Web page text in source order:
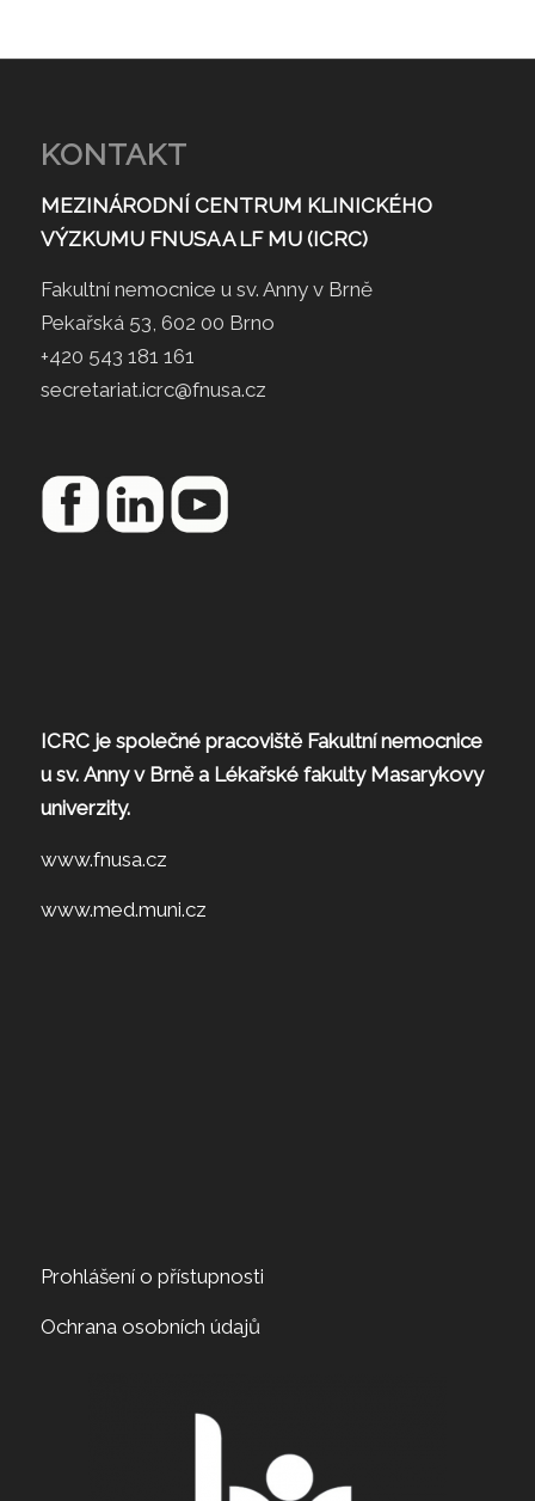
KONTAKT
MEZINÁRODNÍ CENTRUM KLINICKÉHO
VÝZKUMU FNUSA A LF MU (ICRC)
Fakultní nemocnice u sv. Anny v Brně
Pekařská 53, 602 00 Brno
+420 543 181 161
secretariat.icrc@fnusa.cz
ICRC je společné pracoviště Fakultní nemocnice
u sv. Anny v Brně a Lékařské fakulty Masarykovy
univerzity.
www.fnusa.cz
www.med.muni.cz
Prohlášení o přístupnosti
Ochrana osobních údajů